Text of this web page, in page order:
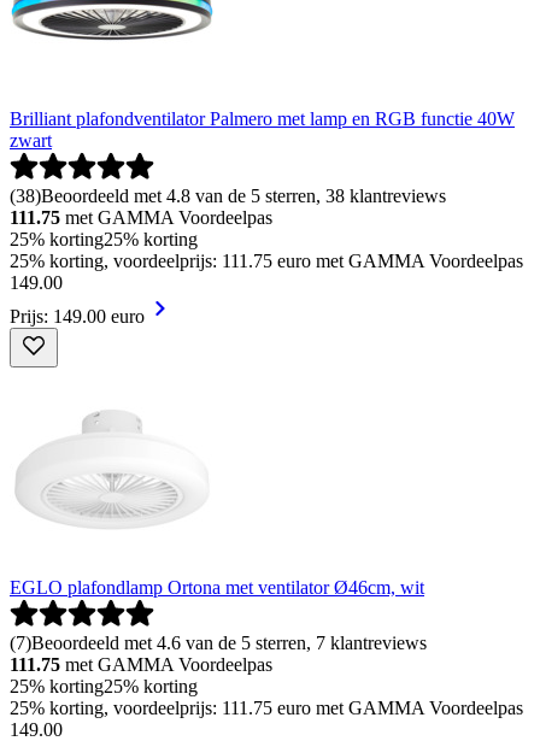
Brilliant plafondventilator Palmero met lamp en RGB functie 40W
zwart
(38)Beoordeeld met 4.8 van de 5 sterren, 38 klantreviews
111.75 met GAMMA Voordeelpas
25% korting25% korting
25% korting, voordeelprijs: 111.75 euro met GAMMA Voordeelpas
149.00
Prijs: 149.00 euro
EGLO plafondlamp Ortona met ventilator Ø46cm, wit
(7)Beoordeeld met 4.6 van de 5 sterren, 7 klantreviews
111.75 met GAMMA Voordeelpas
25% korting25% korting
25% korting, voordeelprijs: 111.75 euro met GAMMA Voordeelpas
149.00